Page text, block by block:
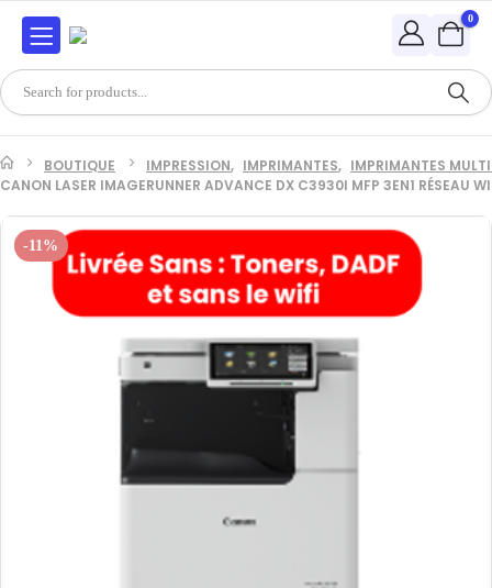
0
BOUTIQUE IMPRESSION, IMPRIMANTES, IMPRIMANTES
CANON LASER IMAGERUNNER ADVANCE DX C3930I MFP 3EN1 RÉSEAU
-11%